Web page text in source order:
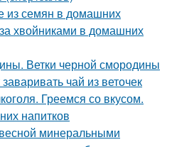
из семян в домашних
хвойниками в домашних
Ветки черной смородины
чай из веточек
Греемся со вкусом.
напитков
минеральными